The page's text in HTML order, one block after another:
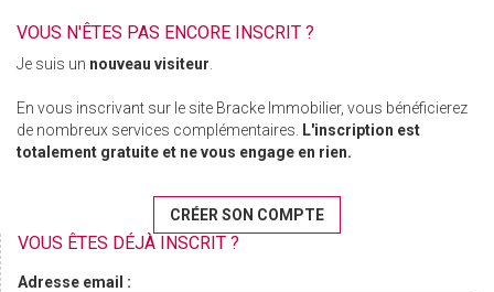
VOUS N'ÊTES PAS ENCORE INSCRIT ?
Je suis un nouveau visiteur
En vous inscrivant sur le site Bracke Immobilier, vous bénéficierez
de nombreux services complémentaires.
L'inscription est
totalement gratuite et ne vous engage en rien.
CRÉER SON COMPTE
VOUS ÊTES DÉJÀ INSCRIT ?
Adresse email :